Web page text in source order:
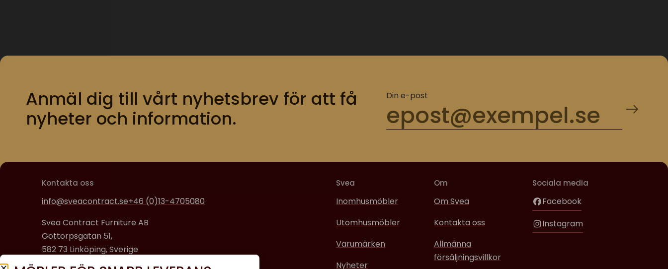
Anmäl dig till vårt nyhetsbrev för att få
nyheter och information.
Din e-post
Kontakta oss
info@sveacontract.se+46 (0)13-4705080
Svea Contract Furniture AB
Gottorpsgatan 51,
582 73 Linköping, Sverige
Svea
Inomhusmöbler
Utomhusmöbler
Varumärken
Nyheter
Om
Om Svea
Kontakta oss
Allmänna
försäljningsvillkor
Sociala media
Facebook
Instagram